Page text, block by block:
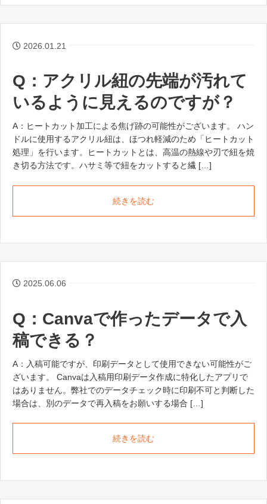
2026.01.21
Q：アクリル紐の先端が汚れて
いるように見えるのですが？
A：ヒートカット加工による焦げ跡の可能性がございます。 ハン
ドルに使用するアクリル紐は、ほつれ軽減のため「ヒートカット
処理」を行います。ヒートカットとは、高温の熱線や刃で紐を焼
き切る方法です。ハサミ等で紐をカットすると繊 […]
続きを読む
2025.06.06
Q：Canvaで作ったデータで入
稿できる？
A：入稿可能ですが、印刷データとして使用できない可能性がご
ざいます。 Canvaは入稿用印刷データ作成に特化したアプリで
はありません。弊社でのデータチェック時に印刷不可と判断した
場合は、別のデータで再入稿をお願いする場合 […]
続きを読む